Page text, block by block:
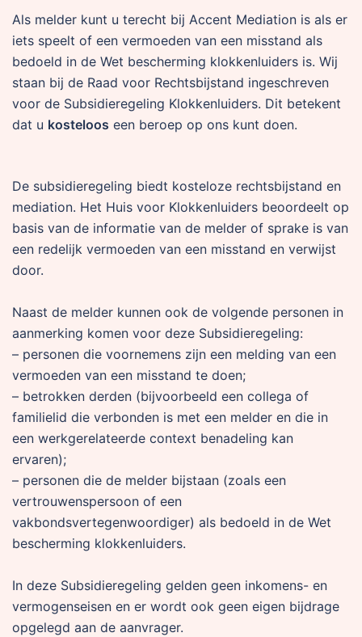
Als melder kunt u terecht bij Accent Mediation is als er
iets speelt of een vermoeden van een misstand als
bedoeld in de Wet bescherming klokkenluiders is. Wij
staan bij de Raad voor Rechtsbijstand ingeschreven
voor de Subsidieregeling Klokkenluiders. Dit betekent
dat u kosteloos een beroep op ons kunt doen.
De subsidieregeling biedt kosteloze rechtsbijstand en
mediation. Het Huis voor Klokkenluiders beoordeelt op
basis van de informatie van de melder of sprake is van
een redelijk vermoeden van een misstand en verwijst
door.
Naast de melder kunnen ook de volgende personen in
aanmerking komen voor deze Subsidieregeling:
– personen die voornemens zijn een melding van een
vermoeden van een misstand te doen;
– betrokken derden (bijvoorbeeld een collega of
familielid die verbonden is met een melder en die in
een werkgerelateerde context benadeling kan
ervaren);
– personen die de melder bijstaan (zoals een
vertrouwenspersoon of een
vakbondsvertegenwoordiger) als bedoeld in de Wet
bescherming klokkenluiders.
In deze Subsidieregeling gelden geen inkomens- en
vermogenseisen en er wordt ook geen eigen bijdrage
opgelegd aan de aanvrager.